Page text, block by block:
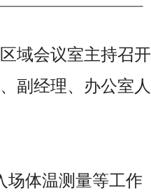
域会议室主持召开
副经理、办公室人
场体温测量等工作